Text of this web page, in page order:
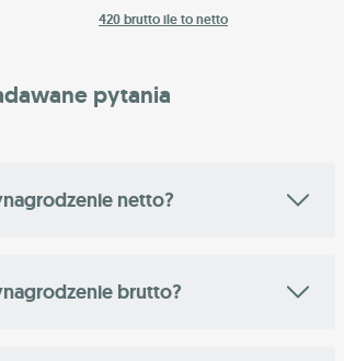
420 brutto ile to netto
pytania
netto?
brutto?